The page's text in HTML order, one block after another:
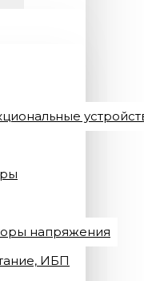
напряжения
ИБП